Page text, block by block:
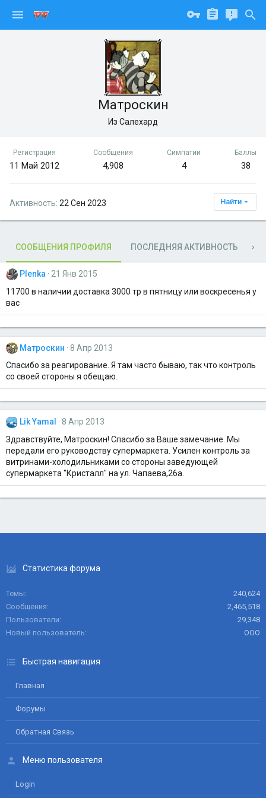
Матроскин
Из Салехард
Регистрация
11 Май 2012
Сообщения
4,908
Симпатии
4
Баллы
38
Активность 22 Сен 2023 Найти
СООБЩЕНИЯ ПРОФИЛЯ ПОСЛЕДНЯЯ АКТИВНОСТЬ
Plenka
21 Янв 2015
11700 в наличии доставка 3000 тр в пятницу или воскресенья у
вас
Матроскин
8 Апр 2013
Спасибо за реагирование. Я там часто бываю, так что контроль
со своей стороны я обещаю.
Lik Yamal
8 Апр 2013
Здравствуйте, Матроскин! Спасибо за Ваше замечание. Мы
передали его руководству супермаркета. Усилен контроль за
витринами-холодильниками со стороны заведующей
супермаркета "Кристалл" на ул. Чапаева,26а.
Статистика форума
Темы
240,624
Сообщения
2,465,518
Пользователи
29,348
Новый пользователь
ООО
Быстрая навигация
Главная
Форумы
Обратная Связь
Меню пользователя
Login